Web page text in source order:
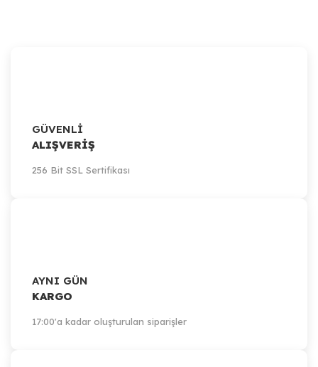
GÜVENLİ
ALIŞVERİŞ
256 Bit SSL Sertifikası
AYNI GÜN
KARGO
17:00'a kadar oluşturulan siparişler